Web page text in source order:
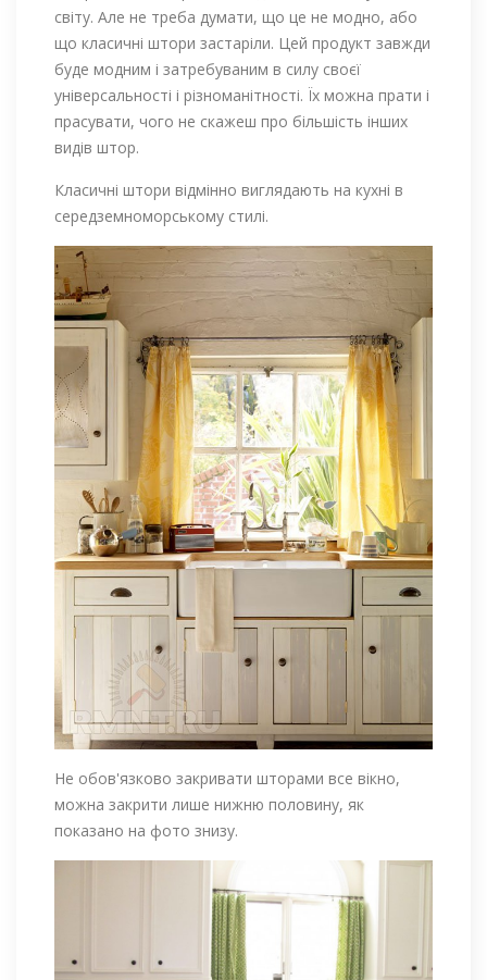
світу. Але не треба думати, що це не модно, або
що класичні штори застаріли. Цей продукт завжди
буде модним і затребуваним в силу своєї
універсальності і різноманітності. Їх можна прати і
прасувати, чого не скажеш про більшість інших
видів штор.
Класичні штори відмінно виглядають на кухні в
середземноморському стилі.
Не обов'язково закривати шторами все вікно,
можна закрити лише нижню половину, як
показано на фото знизу.